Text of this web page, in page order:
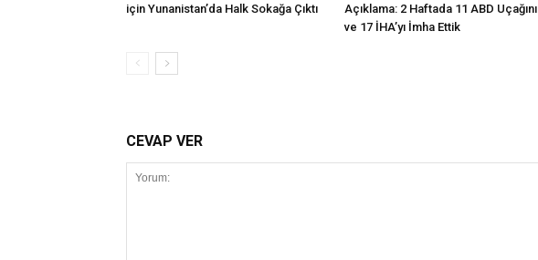
için Yunanistan’da Halk Sokağa Çıktı
Açıklama: 2 Haftada 11 ABD Uçağını
ve 17 İHA’yı İmha Ettik
CEVAP VER